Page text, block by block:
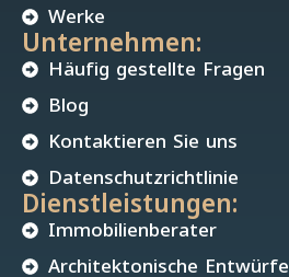
Werke
Unternehmen:
Häufig gestellte Fragen
Blog
Kontaktieren Sie uns
Datenschutzrichtlinie
Dienstleistungen:
Immobilienberater
Architektonische Entwürfe